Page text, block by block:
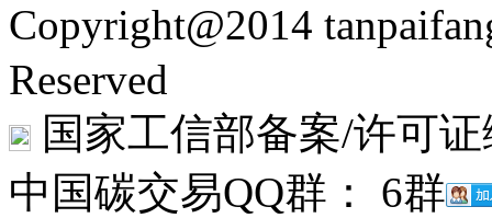
Copyright@2014
Reserved
国家工信部备案/许可
中国碳交易QQ群： 6群